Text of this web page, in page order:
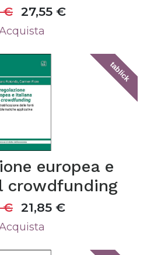
€ 27,55 €
tablick
europea e
crowdfunding
€ 21,85 €